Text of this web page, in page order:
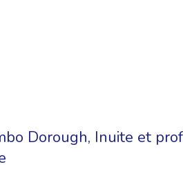
Dorough, Inuite et